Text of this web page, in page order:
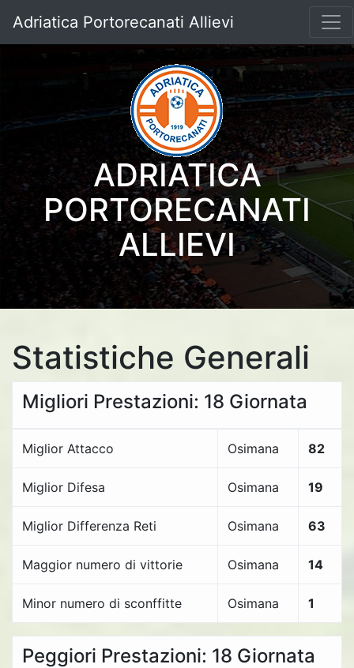
Adriatica Portorecanati Allievi
ADRIATICA
PORTORECANATI
ALLIEVI
Statistiche Generali
Migliori Prestazioni: 18 Giornata
Miglior Attacco Osimana 82
Miglior Difesa Osimana 19
Miglior Differenza Reti Osimana 63
Maggior numero di vittorie Osimana 14
Minor numero di sconffitte Osimana 1
Peggiori Prestazioni: 18 Giornata